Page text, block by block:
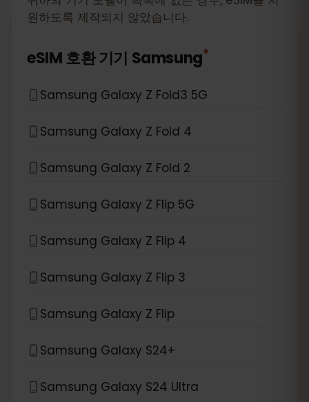
원하도록 제작되지 않았습니다.
eSIM 호환 기기 Samsung*
Samsung Galaxy Z Fold3 5G
Samsung Galaxy Z Fold 4
Samsung Galaxy Z Fold 2
Samsung Galaxy Z Flip 5G
Samsung Galaxy Z Flip 4
Samsung Galaxy Z Flip 3
Samsung Galaxy Z Flip
Samsung Galaxy S24+
Samsung Galaxy S24 Ultra